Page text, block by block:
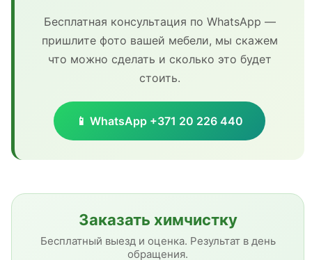
Бесплатная консультация по WhatsApp —
пришлите фото вашей мебели, мы скажем
что можно сделать и сколько это будет
стоить.
📱 WhatsApp +371 20 226 440
Заказать химчистку
Бесплатный выезд и оценка. Результат в день
обращения.